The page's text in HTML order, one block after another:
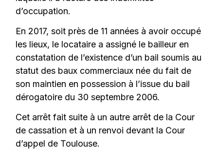
d’occupation.
En 2017, soit près de 11 années à avoir occupé
les lieux, le locataire a assigné le bailleur en
constatation de l’existence d’un bail soumis au
statut des baux commerciaux née du fait de
son maintien en possession à l’issue du bail
dérogatoire du 30 septembre 2006.
Cet arrêt fait suite à un autre arrêt de la Cour
de cassation et à un renvoi devant la Cour
d’appel de Toulouse.